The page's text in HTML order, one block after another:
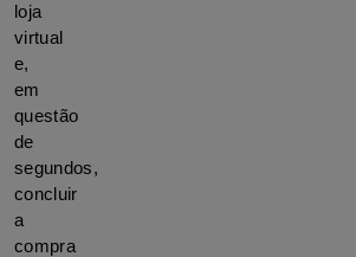
loja
virtual
e,
em
questão
de
segundos,
concluir
a
compra